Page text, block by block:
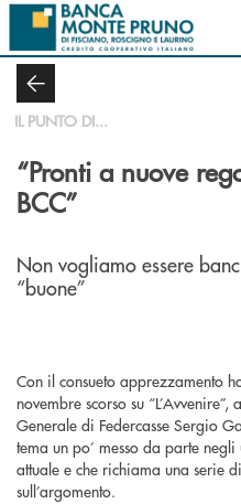
Salta al contenuto principale
IL PUNTO DI...
“Pronti a nuove
BCC”
Non vogliamo essere
“buone”
Con il consueto apprezzamento
novembre scorso su
Generale di Federcasse Sergio
tema un po’ messo da parte
attuale e che richiama una serie
sull’argomento.